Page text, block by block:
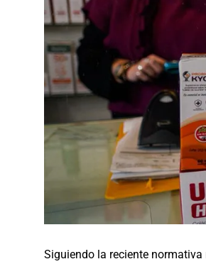
Siguiendo la reciente